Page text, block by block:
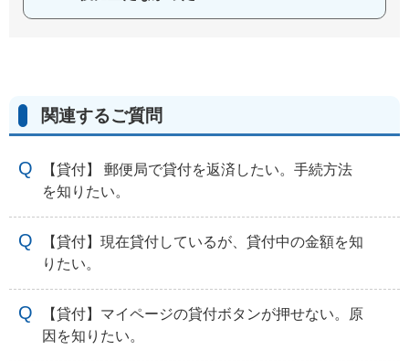
関連するご質問
【貸付】 郵便局で貸付を返済したい。手続方法
を知りたい。
【貸付】現在貸付しているが、貸付中の金額を知
りたい。
【貸付】マイページの貸付ボタンが押せない。原
因を知りたい。